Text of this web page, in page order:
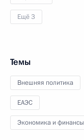
Ещё 3
Темы
Внешняя политика
ЕАЭС
Экономика и финансы